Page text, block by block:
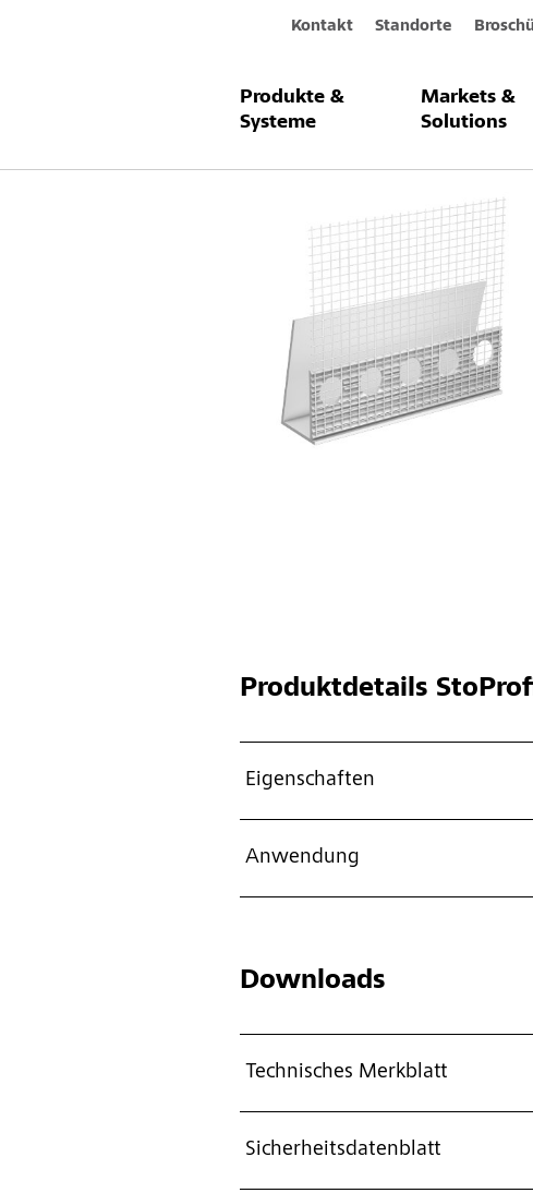
Kontakt Standorte
Produkte &
Systeme
Markets &
Solutions
Produkte & Systeme StoProfile Edge G
Produktdetails
Eigenschaften
Anwendung
Downloads
Technisches Merkblatt
Sicherheitsdatenblatt